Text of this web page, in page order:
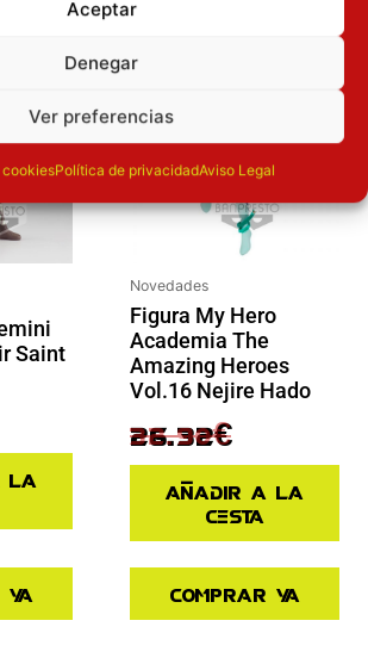
Aceptar
Denegar
Ver preferencias
Política de privacidadAviso Legal
Saint
la
ya
Novedades
Figura My Hero
Academia The
Amazing Heroes
Vol.16 Nejire Hado
32.90€
El precio original era: 32.90€.
26.32€
El precio actual es: 26.32€.
Añadir a la
cesta
Comprar ya